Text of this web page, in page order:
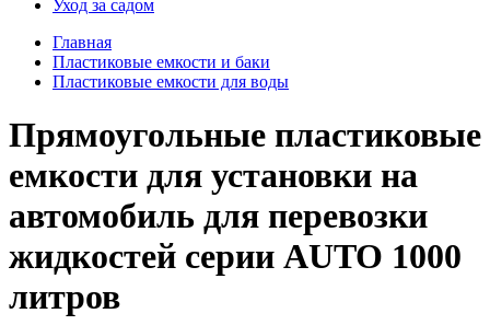
Уход за садом
Главная
Пластиковые емкости и баки
Пластиковые емкости для воды
Прямоугольные пластиковые
емкости для установки на
автомобиль для перевозки
жидкостей серии AUTO 1000
литров